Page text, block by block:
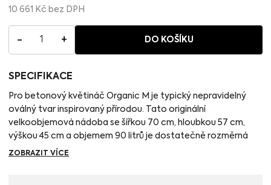
10 661 Kč bez DPH
- 1 + DO KOŠÍKU
SPECIFIKACE
Pro betonový květináč Organic M je typický nepravidelný
oválný tvar inspirovaný přírodou. Tato originální
velkoobjemová nádoba se šířkou 70 cm, hloubkou 57 cm,
výškou 45 cm a objemem 90 litrů je dostatečně rozměrná
na to, aby v ní prospívaly stromky na kmínku, menší keříky
ZOBRAZIT VÍCE